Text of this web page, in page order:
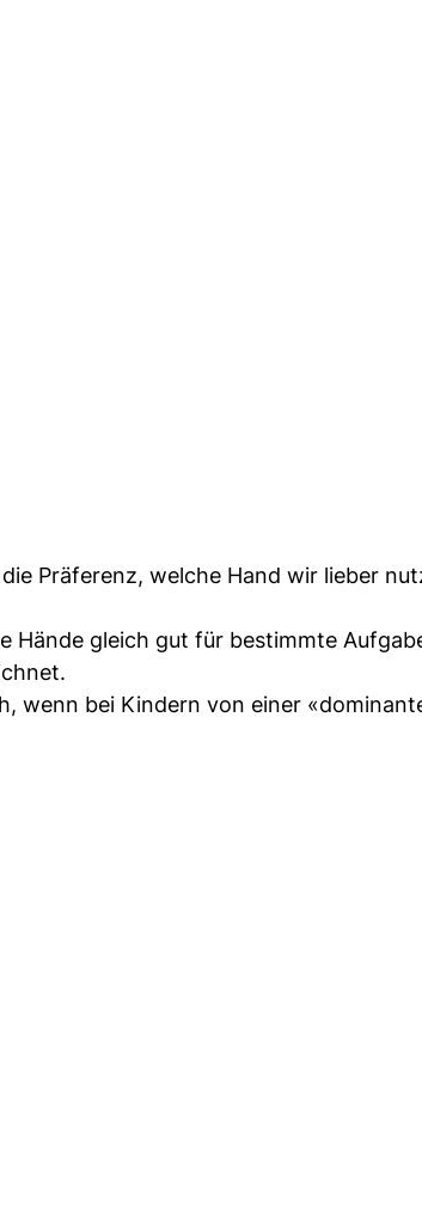
Präferenz, welche Hand wir lieber
Hände gleich gut für bestimmte
wenn bei Kindern von einer